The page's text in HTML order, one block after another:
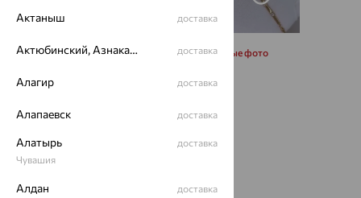
Запросить дополнительные фото
145 516 404 212₽
Актаныш доставка
Актюбинский, Азнакаевский район доставка
Алагир доставка
Алапаевск доставка
Алатырь
Чувашия
доставка
Алдан доставка